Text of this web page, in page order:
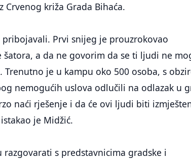
križa Grada Bihaća.
pribojavali. Prvi snijeg je prouzrokovao
a da ne govorim da se ti ljudi ne
je u kampu oko 500 osoba, s
nemogućih uslova odlučili na odlazak u
naći rješenje i da će ovi ljudi biti
je Midžić.
razgovarati s predstavnicima gradske i